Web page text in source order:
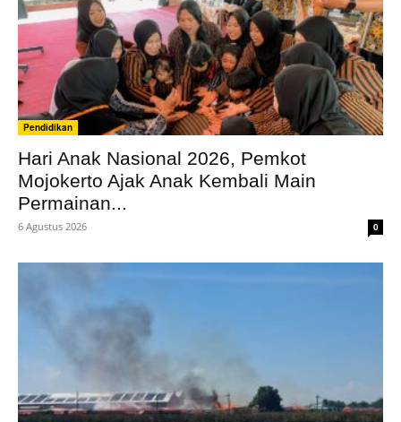
Pendidikan
Hari Anak Nasional 2026, Pemkot
Mojokerto Ajak Anak Kembali Main
Permainan...
6 Agustus 2026 0